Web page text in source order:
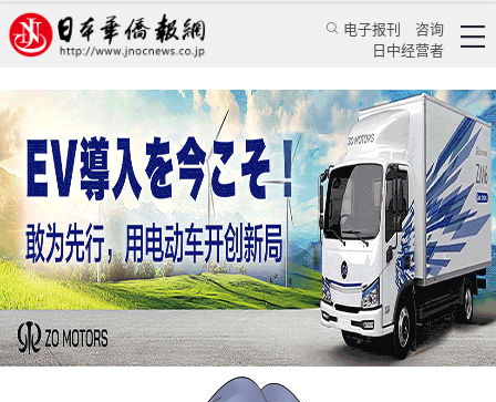
电子报刊
咨询
日中经营者
日本政府修改法律禁止倒卖口罩 明确违反罚则
倪亚敏 日本新闻 社会观察
日本新华侨报 2020/3/10 09:12:26